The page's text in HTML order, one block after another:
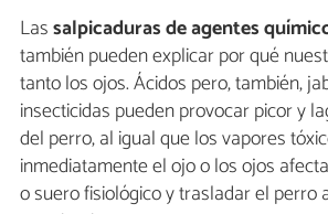
Lassalpicaduras de agentes
también pueden explicar por qué
tanto los ojos. Ácidos pero, también,
insecticidas pueden provocar picor y
del perro, al igual que los vapores
inmediatamente el ojo o los ojos
o suero fisiológico y trasladar el perro